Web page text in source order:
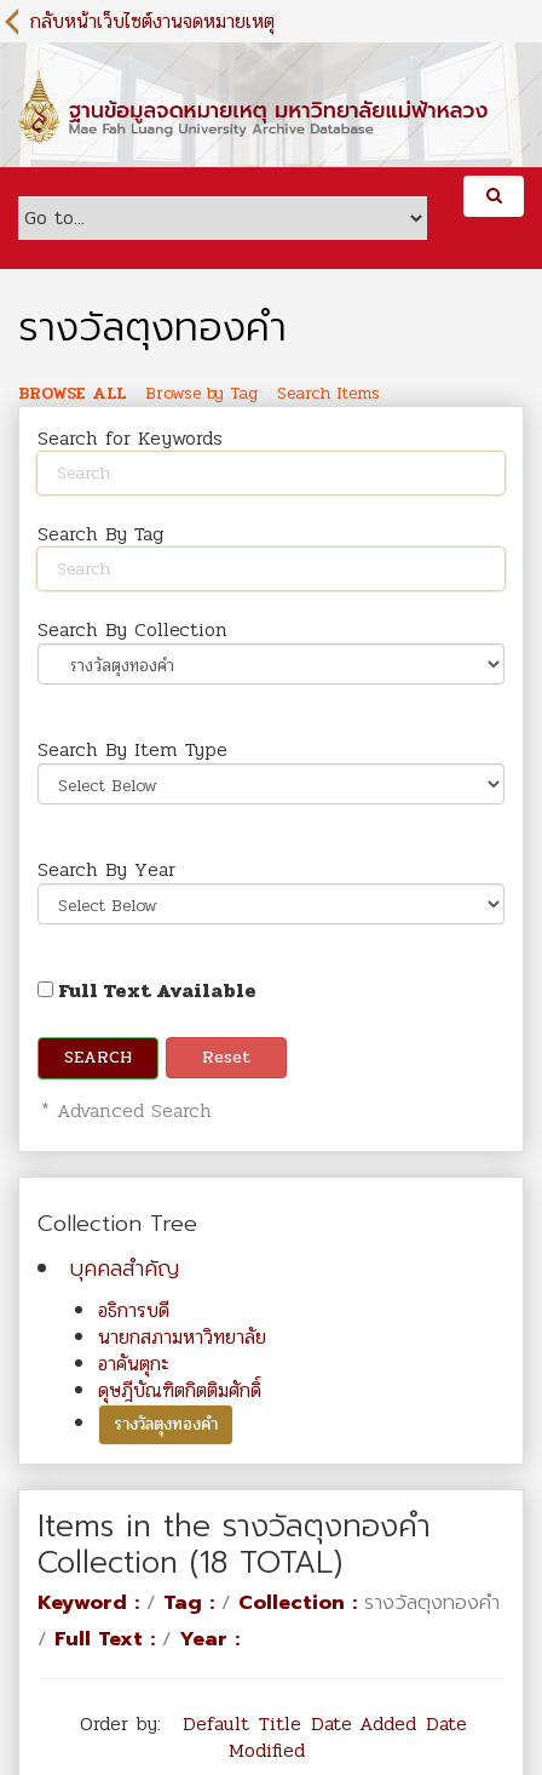
S
k
m
c
กลับหน้าเว็บไซต์งานจดหมายเหตุ
รางวัลตุงทองคำ
BROWSE ALL Browse by Tag Search Items
Search for Keywords
Search By Tag
Search By Collection
Search By Item Type
Search By Year
Full Text Available
SEARCH Reset
* Advanced Search
Collection Tree
บุคคลสำคัญ
อธิการบดี
นายกสภามหาวิทยาลัย
อาคันตุกะ
ดุษฎีบัณฑิตกิตติมศักดิ์
รางวัลตุงทองคำ
Items in the รางวัลตุงทองคำ
Collection (18 TOTAL)
Keyword : / Tag : / Collection : รางวัลตุงทองคำ
/ Full Text : / Year :
Order by: Default Title Date Added Date
Modified